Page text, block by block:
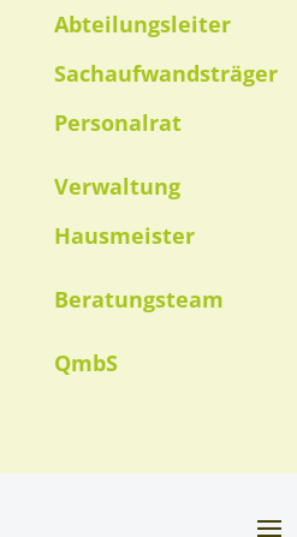
Abteilungsleiter
Sachaufwandsträger
Personalrat
Verwaltung
Hausmeister
Beratungsteam
QmbS